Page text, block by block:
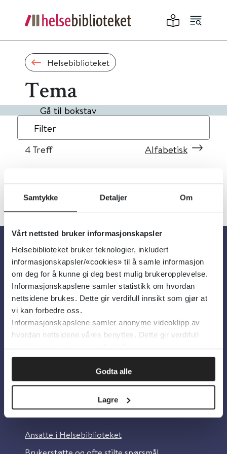
Samtykke Detaljer Om
Vårt nettsted bruker informasjonskapsler
Helsebiblioteket bruker teknologier, inkludert
informasjonskapsler/«cookies» til å samle informasjon
om deg for å kunne gi deg best mulig brukeropplevelse.
Informasjonskapslene samler statistikk om hvordan
nettsidene brukes. Dette gir verdifull innsikt som gjør at
vi kan forbedre oss.
Informasjonskapslene samler anonyme videoklipp av
hvordan nettsidene våres benyttes. Dette gir verdifull
innsikt som gjør at vi kan forbedre oss.
Godta alle
Lagre
Helsebiblioteket
Tema
Gå til bokstav
Filter
4 Treff Alfabetisk
Om oss
Om Helsebiblioteket
Personvern og informasjonskapsler
Tilgjengelighetserklæring
Information in English
Ansatte i Helsebiblioteket